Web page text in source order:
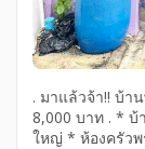
. มาแล้วจ้า!! บ้า
8,000 บาท . *
ใหญ่ * ห้องครัว